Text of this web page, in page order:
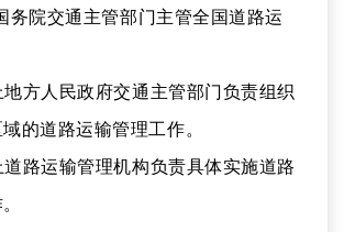
务院交通主管部门主管全国道路运
方人民政府交通主管部门负责组织
的道路运输管理工作。
路运输管理机构负责具体实施道路